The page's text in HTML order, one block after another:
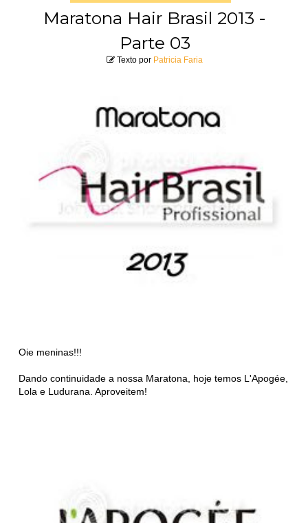
Maratona Hair Brasil 2013 -
Parte 03
Texto por Patricia Faria
Oie meninas!!!
Dando continuidade a nossa Maratona, hoje temos L'Apogée,
Lola e Ludurana. Aproveitem!